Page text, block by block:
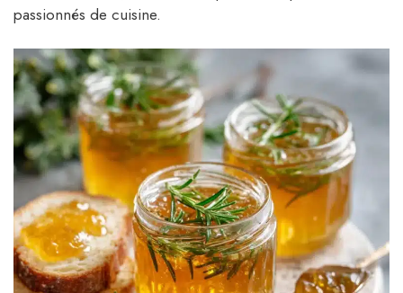
passionnés de cuisine.